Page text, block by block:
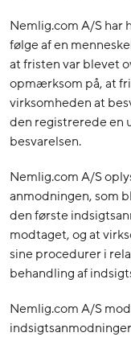
Nemlig.com A/S har
følge af en
at fristen var blevet
opmærksom på, at
virksomheden at
den registrerede en
besvarelsen.
Nemlig.com A/S
anmodningen, som
den første
modtaget, og at
sine procedurer i
behandling af
Nemlig.com A/S